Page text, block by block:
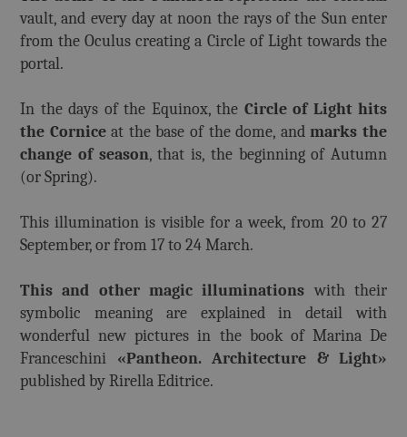
vault, and every day at noon the rays of the Sun enter
from the Oculus creating a Circle of Light towards the
portal.
In the days of the Equinox, the Circle of Light hits
the Corniceat the base of the dome, andmarks the
change of season, that is, the beginning of Autumn
(or Spring).
This illumination is visible for a week, from 20 to 27
September, or from 17 to 24 March.
This and other magic illuminations with their
symbolic meaning are explained in detail with
wonderful new pictures in the book of Marina De
Franceschini «Pantheon. Architecture & Light»
published by Rirella Editrice.